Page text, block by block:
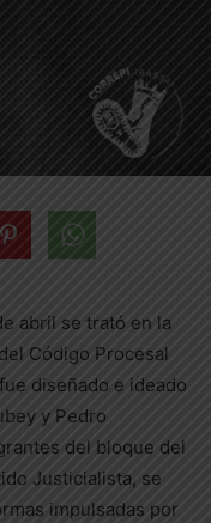
abril se trató en la
Código Procesal
diseñado e ideado
y Pedro
del bloque del
Justicialista, se
impulsadas por